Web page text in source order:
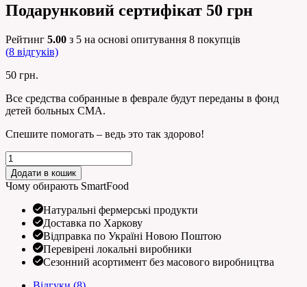
Подарунковий сертифікат 50 грн
Рейтинг 5.00 з 5 на основі опитування 8 покупців
(8 відгуків)
50 грн.
Все средства собранные в феврале будут переданы в фонд
детей больных СМА.
Спешите помогать – ведь это так здорово!
Подарунковий
сертифікат
50
грн
кількість
Додати в кошик
Чому обирають SmartFood
Натуральні фермерські продукти
Доставка по Харкову
Відправка по Україні Новою Поштою
Перевірені локальні виробники
Сезонний асортимент без масового виробництва